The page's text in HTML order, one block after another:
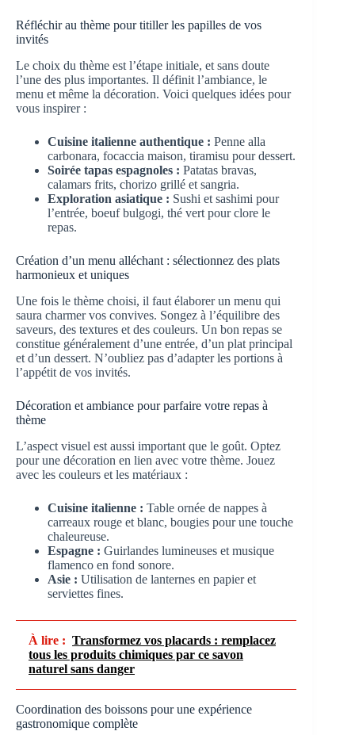
Réfléchir au thème pour titiller les papilles de vos
invités
Le choix du thème est l’étape initiale, et sans doute
l’une des plus importantes. Il définit l’ambiance, le
menu et même la décoration. Voici quelques idées pour
vous inspirer :
Cuisine italienne authentique : Penne alla
carbonara, focaccia maison, tiramisu pour dessert.
Soirée tapas espagnoles : Patatas bravas,
calamars frits, chorizo grillé et sangria.
Exploration asiatique : Sushi et sashimi pour
l’entrée, boeuf bulgogi, thé vert pour clore le
repas.
Création d’un menu alléchant : sélectionnez des plats
harmonieux et uniques
Une fois le thème choisi, il faut élaborer un menu qui
saura charmer vos convives. Songez à l’équilibre des
saveurs, des textures et des couleurs. Un bon repas se
constitue généralement d’une entrée, d’un plat principal
et d’un dessert. N’oubliez pas d’adapter les portions à
l’appétit de vos invités.
Décoration et ambiance pour parfaire votre repas à
thème
L’aspect visuel est aussi important que le goût. Optez
pour une décoration en lien avec votre thème. Jouez
avec les couleurs et les matériaux :
Cuisine italienne : Table ornée de nappes à
carreaux rouge et blanc, bougies pour une touche
chaleureuse.
Espagne : Guirlandes lumineuses et musique
flamenco en fond sonore.
Asie : Utilisation de lanternes en papier et
serviettes fines.
À lire : Transformez vos placards : remplacez
tous les produits chimiques par ce savon
naturel sans danger
Coordination des boissons pour une expérience
gastronomique complète